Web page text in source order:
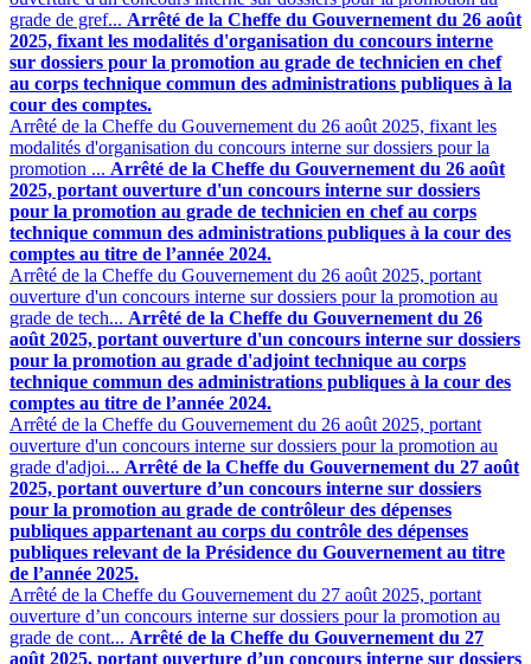
grade de gref... Arrêté de la Cheffe du Gouvernement du 26 août
2025, fixant les modalités d'organisation du concours interne
sur dossiers pour la promotion au grade de technicien en chef
au corps technique commun des administrations publiques à la
cour des comptes.
Arrêté de la Cheffe du Gouvernement du 26 août 2025, fixant les
modalités d'organisation du concours interne sur dossiers pour la
promotion ... Arrêté de la Cheffe du Gouvernement du 26 août
2025, portant ouverture d'un concours interne sur dossiers
pour la promotion au grade de technicien en chef au corps
technique commun des administrations publiques à la cour des
comptes au titre de l’année 2024.
Arrêté de la Cheffe du Gouvernement du 26 août 2025, portant
ouverture d'un concours interne sur dossiers pour la promotion au
grade de tech... Arrêté de la Cheffe du Gouvernement du 26
août 2025, portant ouverture d'un concours interne sur dossiers
pour la promotion au grade d'adjoint technique au corps
technique commun des administrations publiques à la cour des
comptes au titre de l’année 2024.
Arrêté de la Cheffe du Gouvernement du 26 août 2025, portant
ouverture d'un concours interne sur dossiers pour la promotion au
grade d'adjoi... Arrêté de la Cheffe du Gouvernement du 27 août
2025, portant ouverture d’un concours interne sur dossiers
pour la promotion au grade de contrôleur des dépenses
publiques appartenant au corps du contrôle des dépenses
publiques relevant de la Présidence du Gouvernement au titre
de l’année 2025.
Arrêté de la Cheffe du Gouvernement du 27 août 2025, portant
ouverture d’un concours interne sur dossiers pour la promotion au
grade de cont... Arrêté de la Cheffe du Gouvernement du 27
août 2025, portant ouverture d’un concours interne sur dossiers